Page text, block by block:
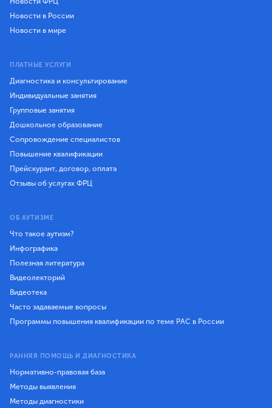
Новости в России
Новости в мире
ПЛАТНЫЕ УСЛУГИ
Диагностика и консультирование
Индивидуальные занятия
Групповые занятия
Дошкольное образование
Сопровождение специалистов
Повышение квалификации
Прейскурант, договор, оплата
Отзывы об услугах ФРЦ
ОБ АУТИЗМЕ
Что такое аутизм?
Инфографика
Полезная литература
Видеолекторий
Видеотека
Часто задаваемые вопросы
Программы повышения квалификации по теме РАС в России
РАННЯЯ ПОМОЩЬ И ДИАГНОСТИКА
Нормативно-правовая база
Методы выявления
Методы диагностики